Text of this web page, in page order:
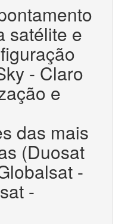
satélite e
- Claro
e
das mais
(Duosat
-
-